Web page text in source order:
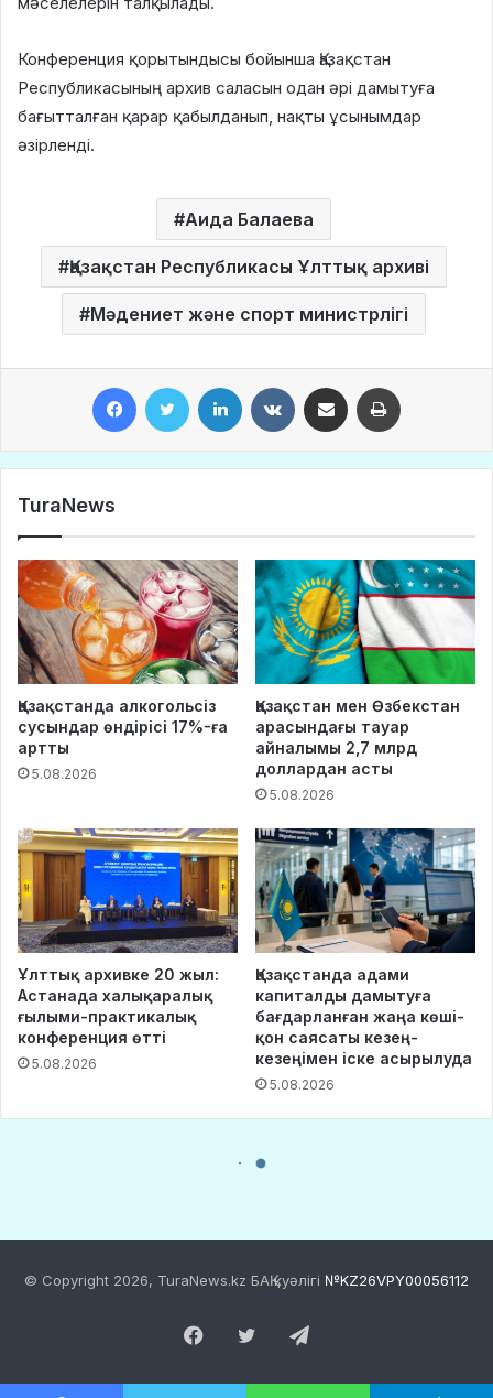
© Copyright 2026, TuraNews.kz БАҚ куәлігі №KZ26VPY00056112
Facebook
Twitter